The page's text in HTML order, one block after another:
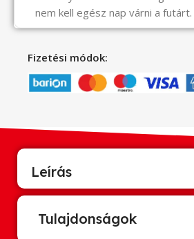
nem kell egész nap várni a futárt.
Fizetési módok:
Leírás
Tulajdonságok